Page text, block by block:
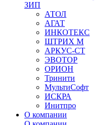
ЗИП
АТОЛ
АГАТ
ИНКОТЕКС
ШТРИХ М
АРКУС-СТ
ЭВОТОР
ОРИОН
Тринити
МультиСофт
ИСКРА
Инитпро
О компании